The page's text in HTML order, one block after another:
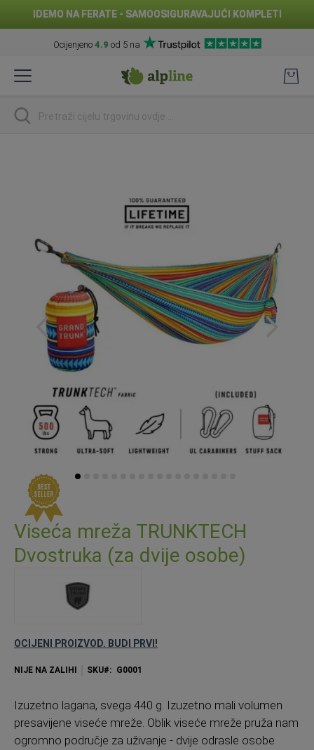
IDEMO NA FERATE - SAMOOSIGURAVAJUĆI KOMPLETI
Ocijenjeno 4.9 od 5 na
na
traži
images
gallery
Skip
to
the
beginning
Viseća mreža TRUNKTECH
Dvostruka (za dvije osobe)
OCIJENI PROIZVOD. BUDI PRVI!
NIJE NA ZALIHI SKU G0001
Izuzetno lagana, svega 440 g. Izuzetno mali volumen
presavijene viseće mreže. Oblik viseće mreže pruža nam
ogromno područje za uživanje - dvije odrasle osobe